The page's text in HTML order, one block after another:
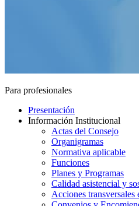
Para profesionales
Presentación
Información Institucional
Actas del Consejo
Organigramas
Normativa aplicable
Funciones
Planes y Programas
Calidad asistencial y
Acciones